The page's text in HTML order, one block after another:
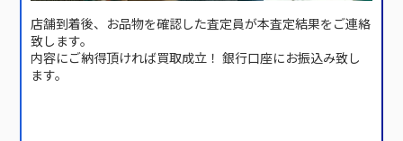
店舗到着後、お品物を確認した査定員が本査定結果をご連絡
致します。
内容にご納得頂ければ買取成立！ 銀行口座にお振込み致し
ます。